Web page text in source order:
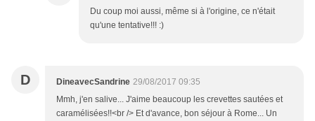
Du coup moi aussi, même si à l'origine, ce n'était
qu'une tentative!!! :)
D DineavecSandrine 29/08/2017 09:35
Mmh, j'en salive... J'aime beaucoup les crevettes sautées et
caramélisées!!<br /> Et d'avance, bon séjour à Rome... Un